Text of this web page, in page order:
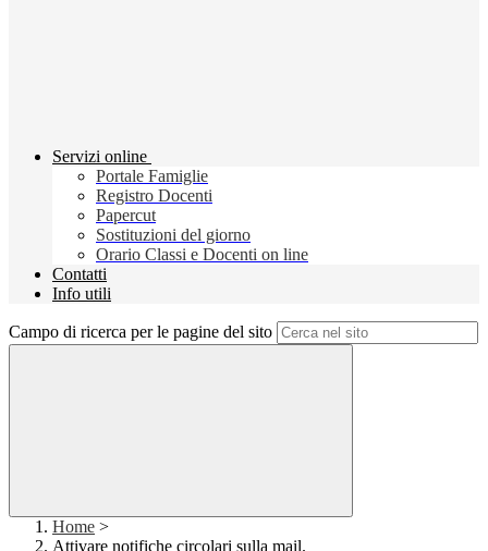
Servizi online
Portale Famiglie
Registro Docenti
Papercut
Sostituzioni del giorno
Orario Classi e Docenti on line
Contatti
Info utili
Campo di ricerca per le pagine del sito
Home >
Attivare notifiche circolari sulla mail.